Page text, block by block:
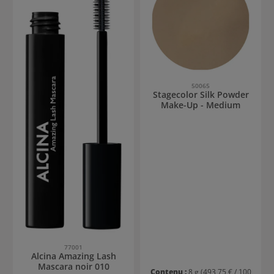
77001
Alcina Amazing Lash
Mascara noir 010
50065
Stagecolor Silk Powder
Make-Up - Medium
Contenu :8 g (493,75 € / 100